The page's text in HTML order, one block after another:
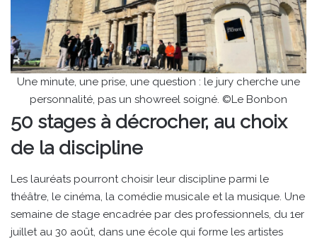
Une minute, une prise, une question : le jury cherche une
personnalité, pas un showreel soigné. ©Le Bonbon
50 stages à décrocher, au choix
de la discipline
Les lauréats pourront choisir leur discipline parmi le
théâtre, le cinéma, la comédie musicale et la musique. Une
semaine de stage encadrée par des professionnels, du 1er
juillet au 30 août, dans une école qui forme les artistes